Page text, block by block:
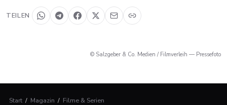
TEILEN
© Salzgeber & Co. Medien / Filmverleih — Pressefoto
Start / Magazin / Filme & Serien